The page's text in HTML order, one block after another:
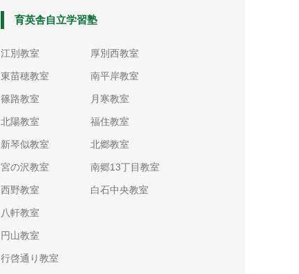
育英舎自立学習塾
江別教室
東苗穂教室
篠路教室
北陽教室
新琴似教室
宮の沢教室
西野教室
八軒教室
円山教室
行啓通り教室
厚別西教室
南平岸教室
月寒教室
福住教室
北郷教室
南郷13丁目教室
白石中央教室